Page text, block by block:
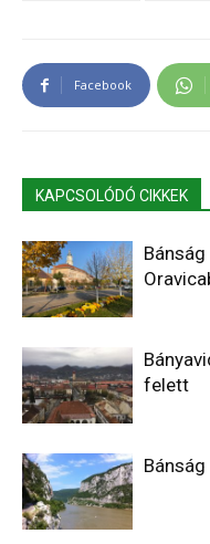
Facebook
KAPCSOLÓDÓ CIKKEK
felett